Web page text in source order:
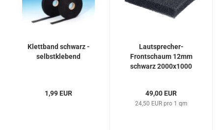
Klettband schwarz -
selbstklebend
1,99 EUR
Lautsprecher-
Frontschaum 12mm
schwarz 2000x1000
49,00 EUR
24,50 EUR pro 1 qm